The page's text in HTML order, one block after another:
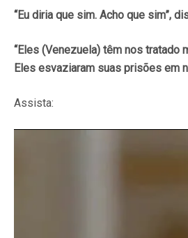
“Eu diria que sim. Acho que sim”,
“Eles (Venezuela) têm nos
Eles esvaziaram suas prisões em
Assista: